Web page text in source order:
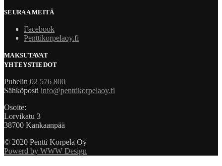
SEURAA MEITÄ
Facebook
Penttikorpelaoy.fi
MAKSUTAVAT
YHTEYSTIEDOT
Puhelin 02 576 800
Sähköposti info@penttikorpelaoy.fi
Osoite:
Lorvikatu 3
38700 Kankaanpää
© 2020 Pentti Korpela Oy
Powerd by WWW Design